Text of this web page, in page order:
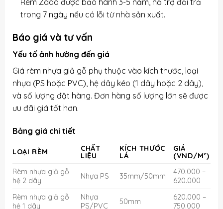
Rèm Zada được bảo hành 3-5 năm, hỗ trợ đổi trả
trong 7 ngày nếu có lỗi từ nhà sản xuất.
Báo giá và tư vấn
Yếu tố ảnh hưởng đến giá
Giá rèm nhựa giả gỗ phụ thuộc vào kích thước, loại
nhựa (PS hoặc PVC), hệ dây kéo (1 dây hoặc 2 dây),
và số lượng đặt hàng. Đơn hàng số lượng lớn sẽ được
ưu đãi giá tốt hơn.
Bảng giá chi tiết
LOẠI RÈM
CHẤT
LIỆU
KÍCH THƯỚC
LÁ
GIÁ
(VND/M²)
Rèm nhựa giả gỗ
hệ 2 dây
Nhựa PS 35mm/50mm
470.000 –
620.000
Rèm nhựa giả gỗ
hệ 1 dây
Nhựa
PS/PVC
50mm
620.000 –
750.000